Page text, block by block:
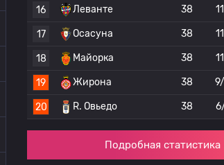
16 Леванте 38
17 Осасуна 38
18 Майорка 38
19 Жирона 38
20 R. Овьедо 38
Подробная статистика